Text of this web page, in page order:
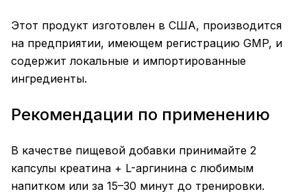
Этот продукт изготовлен в США, производится
на предприятии, имеющем регистрацию GMP, и
содержит локальные и импортированные
ингредиенты.
Рекомендации по применению
В качестве пищевой добавки принимайте 2
капсулы креатина + L-аргинина с любимым
напитком или за 15–30 минут до тренировки.